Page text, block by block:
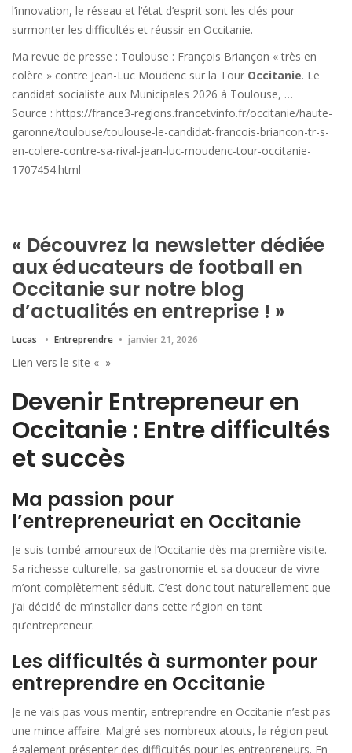
l’innovation, le réseau et l’état d’esprit sont les clés pour
surmonter les difficultés et réussir en Occitanie.
Ma revue de presse : Toulouse : François Briançon « très en
colère » contre Jean-Luc Moudenc sur la Tour Occitanie. Le
candidat socialiste aux Municipales 2026 à Toulouse, …
Source : https://france3-regions.francetvinfo.fr/occitanie/haute-
garonne/toulouse/toulouse-le-candidat-francois-briancon-tr-s-
en-colere-contre-sa-rival-jean-luc-moudenc-tour-occitanie-
1707454.html
« Découvrez la newsletter dédiée
aux éducateurs de football en
Occitanie sur notre blog
d’actualités en entreprise ! »
Lucas Entreprendre janvier 21, 2026
Lien vers le site « »
Devenir Entrepreneur en
Occitanie : Entre difficultés
et succès
Ma passion pour
l’entrepreneuriat en Occitanie
Je suis tombé amoureux de l’Occitanie dès ma première visite.
Sa richesse culturelle, sa gastronomie et sa douceur de vivre
m’ont complètement séduit. C’est donc tout naturellement que
j’ai décidé de m’installer dans cette région en tant
qu’entrepreneur.
Les difficultés à surmonter pour
entreprendre en Occitanie
Je ne vais pas vous mentir, entreprendre en Occitanie n’est pas
une mince affaire. Malgré ses nombreux atouts, la région peut
également présenter des difficultés pour les entrepreneurs. En